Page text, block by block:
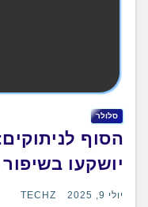
סלולר
יושקעו
יולי 9, 2025 TECHZ